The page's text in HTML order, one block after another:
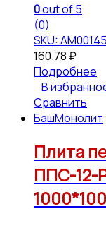
0out of 5
(0)
SKU:
160.78 ₽
Подробнее
В
Сравнить
БашМонолит
Плита
ППС-